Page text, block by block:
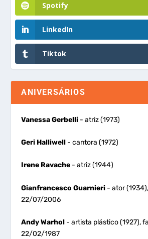
Spotify
LinkedIn
Tiktok
ANIVERSÁRIOS
Vanessa Gerbelli - atriz (1973)
Geri Halliwell - cantora (1972)
Irene Ravache - atriz (1944)
Gianfrancesco Guarnieri - ator
22/07/2006
Andy Warhol - artista plástico (1927),
22/02/1987